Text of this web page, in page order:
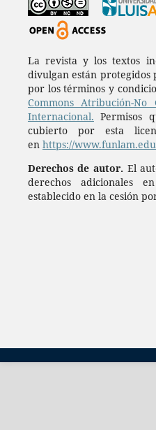
La revista y los textos
divulgan están protegidos
por los términos y
Commons Atribución-
Internacional. Permisos
cubierto por esta
en https://
Derechos de autor. El
derechos adicionales
establecido en la cesión